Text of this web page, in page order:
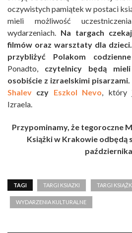
oczywistych pamiątek w postaci
mieli możliwość
wydarzeniach. Na targach
filmów oraz warsztaty dla
przybliżyć Polakom
Ponadto, czytelnicy będą
osobiście z izraelskimi pisarzami.
Shalev czy Eszkol Nevo, który
Izraela.
Przypominamy, że tegoroczne
Książki w Krakowie odbędą
TAGI TARGI KSIAZKI TARGI
WYDARZENIA KULTURALNE